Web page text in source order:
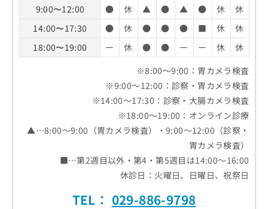
9:00〜12:00
● 休 ▲ ● ▲ ● 休
休
14:00〜17:30
● 休 ● ● ● ■ 休
休
18:00〜19:00
ー 休 ● ● ー ー 休
休
※8:00～9:00：胃カメラ検査
※9:00～12:00：診察・胃カメラ検査
※14:00～17:30：診察・大腸カメラ検査
※18:00～19:00：オンライン診療
▲…8:00～9:00（胃カメラ検査）・9:00～12:00（診察・
胃カメラ検査）
■…第2週目以外・第4・第5週目は14:00～16:00
休診日：火曜日、日曜日、祝祭日
TEL： 029-886-9798